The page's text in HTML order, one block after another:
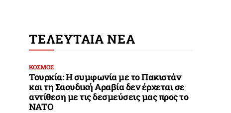
ΤΕΛΕΥΤΑΙΑ ΝΕΑ
ΚΟΣΜΟΣ
Τουρκία: Η συμφωνία με το Πακιστάν
και τη Σαουδική Αραβία δεν έρχεται σε
αντίθεση με τις δεσμεύσεις μας προς το
ΝΑΤΟ